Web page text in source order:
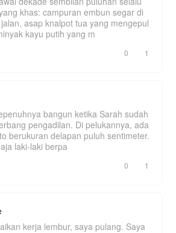
khas: campuran embun segar di
asap knalpot tua yang mengepul
kayu putih yang m
0 1
bangun ketika Sarah sudah
pengadilan. Di pelukannya, ada
berukuran delapan puluh sentimeter.
laki-laki berpa
0 1
kerja lembur, saya pulang. Saya